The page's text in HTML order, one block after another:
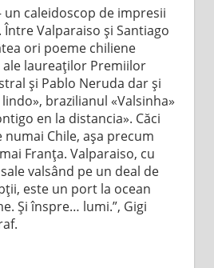
un caleidoscop de impresii
Valparaiso și Santiago
ori poeme chiliene
laureaților Premiilor
și Pablo Neruda dar și
brazilianul «Valsinha»
en la distancia». Căci
Chile, așa precum
Franța. Valparaiso, cu
valsând pe un deal de
este un port la ocean
Și înspre… lumi.”, Gigi